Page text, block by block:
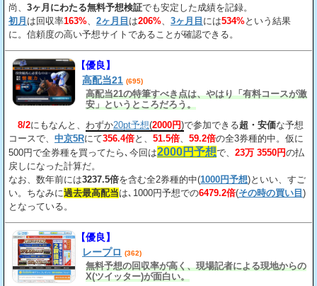
尚、 3ヶ月にわたる無料予想検証でも安定した成績を記録。
初月 は回収率163% 2ヶ月目 は206% 3ヶ月目 には534%という結果
に。信頼度の高い予想サイトであることが確認できる。
【優良】
高配当21 (695)
高配当21の特筆すべき点は、やはり「有料コースが激
安」というところだろう。
8/2にもなんと、 わずか20pt予想(2000円)で参加できる超・安価な予想
コースで、 中京5Rにて356.4倍と、 51.5倍 59.2倍の全3券種的中。仮に
500円で全券種を買ってたら､今回は2000円予想で、 23万 3550円の払
戻しになった計算だ。
なお、数年前には3237.5倍を含む全2券種的中(1000円予想)といい、すご
い。ちなみに過去最高配当は､1000円予想での6479.2倍(その時の買い目 )
となっている。
【優良】
レープロ (362)
無料予想の回収率が高く、現場記者による現地からの
X(ツイッター)が面白い。